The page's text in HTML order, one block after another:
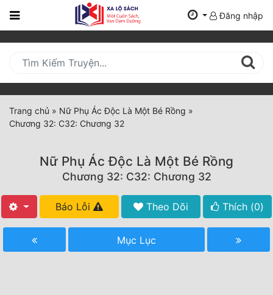
Trang
Mới
Cập
Nhật
(current)
Tất Cả
Hoàn Thành
Đăng nhập
Trang chủ » Nữ Phụ Ác Độc Là Một Bé Rồng »
Chương 32: C32: Chương 32
Nữ Phụ Ác Độc Là Một Bé Rồng
Chương 32: C32: Chương 32
Báo Lỗi Theo Dõi Thích (0)
Mục Lục